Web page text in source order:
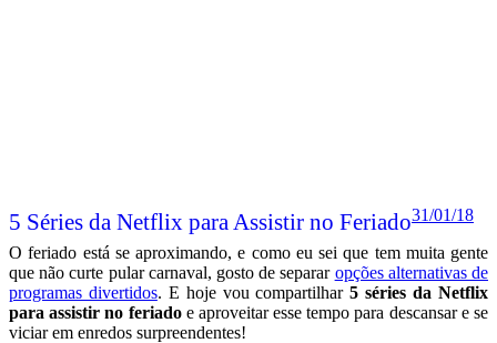
5 Séries da Netflix para Assistir no Feriado31/01/18
O feriado está se aproximando, e como eu sei que tem muita gente
que não curte pular carnaval, gosto de separar opções alternativas de
programas divertidos. E hoje vou compartilhar5 séries da Netflix
para assistir no feriadoe aproveitar esse tempo para descansar e se
viciar em enredos surpreendentes!